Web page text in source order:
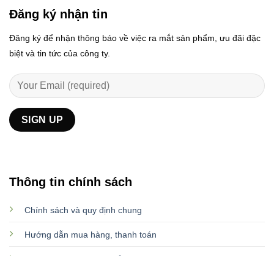
Thông tin chính sách
Chính sách và quy định chung
Hướng dẫn mua hàng, thanh toán
Đăng ký nhận tin
Đăng ký để nhận thông báo về việc ra mắt sản phẩm, ưu đãi đặc
biệt và tin tức của công ty.